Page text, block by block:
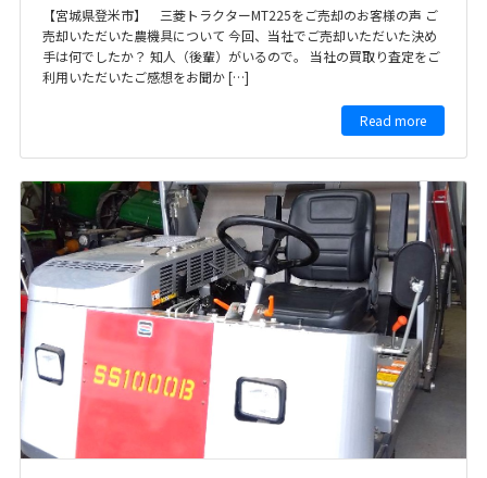
【宮城県登米市】 三菱トラクターMT225をご売却のお客様の声 ご
売却いただいた農機具について 今回、当社でご売却いただいた決め
手は何でしたか？ 知人（後輩）がいるので。 当社の買取り査定をご
利用いただいたご感想をお聞か […]
Read more